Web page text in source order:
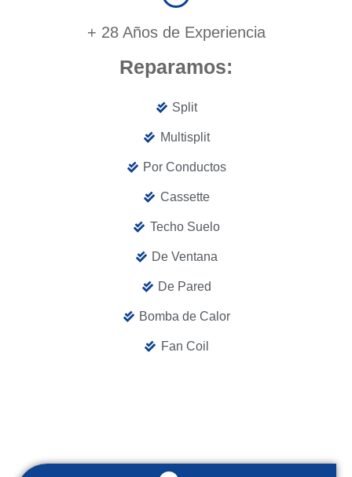
+ 28 Años de Experiencia
Reparamos:
Split
Multisplit
Por Conductos
Cassette
Techo Suelo
De Ventana
De Pared
Bomba de Calor
Fan Coil